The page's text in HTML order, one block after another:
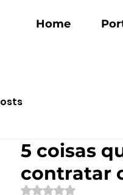
Home
5 coisas
contratar
Avaliado com NaN